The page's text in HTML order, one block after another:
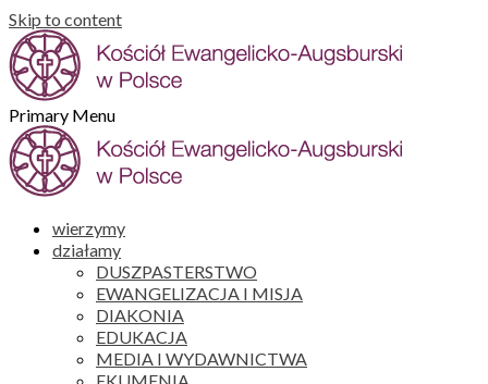
Skip to content
Primary Menu
wierzymy
działamy
DUSZPASTERSTWO
EWANGELIZACJA I MISJA
DIAKONIA
EDUKACJA
MEDIA I WYDAWNICTWA